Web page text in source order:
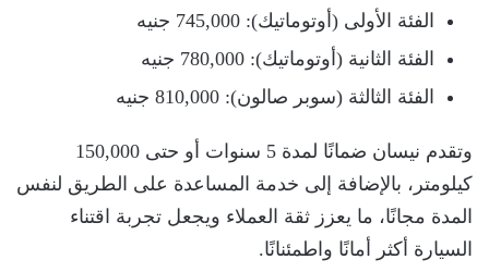
الفئة الأولى (أوتوماتيك): 745,000 جنيه
الفئة الثانية (أوتوماتيك): 780,000 جنيه
الفئة الثالثة (سوبر صالون): 810,000 جنيه
وتقدم نيسان ضمانًا لمدة 5 سنوات أو حتى 150,000
كيلومتر، بالإضافة إلى خدمة المساعدة على الطريق لنفس
المدة مجانًا، ما يعزز ثقة العملاء ويجعل تجربة اقتناء
السيارة أكثر أمانًا واطمئنانًا.